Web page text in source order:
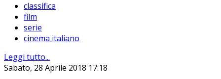
classifica
film
serie
cinema italiano
Leggi tutto...
Sabato, 28 Aprile 2018 17:18